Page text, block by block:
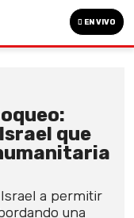
EN VIVO
que
a permitir
una